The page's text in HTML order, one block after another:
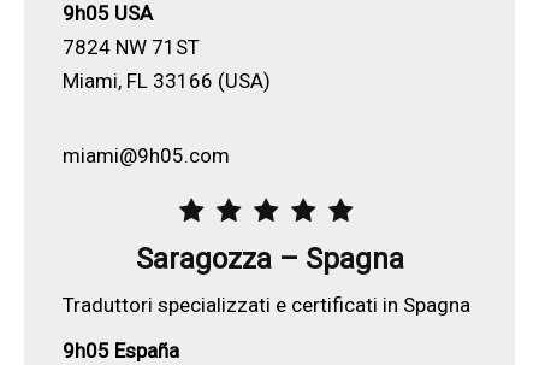
9h05 USA
7824 NW 71ST
Miami, FL 33166 (USA)
miami@9h05.com
Saragozza – Spagna
Traduttori specializzati e certificati in Spagna
9h05 España